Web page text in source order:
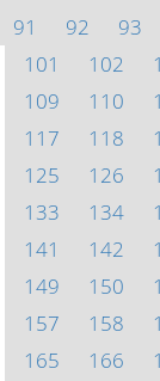
91
92 93
101
102
109
110
117
118
125
126
133
134
141
142
149
150
157
158
165
166